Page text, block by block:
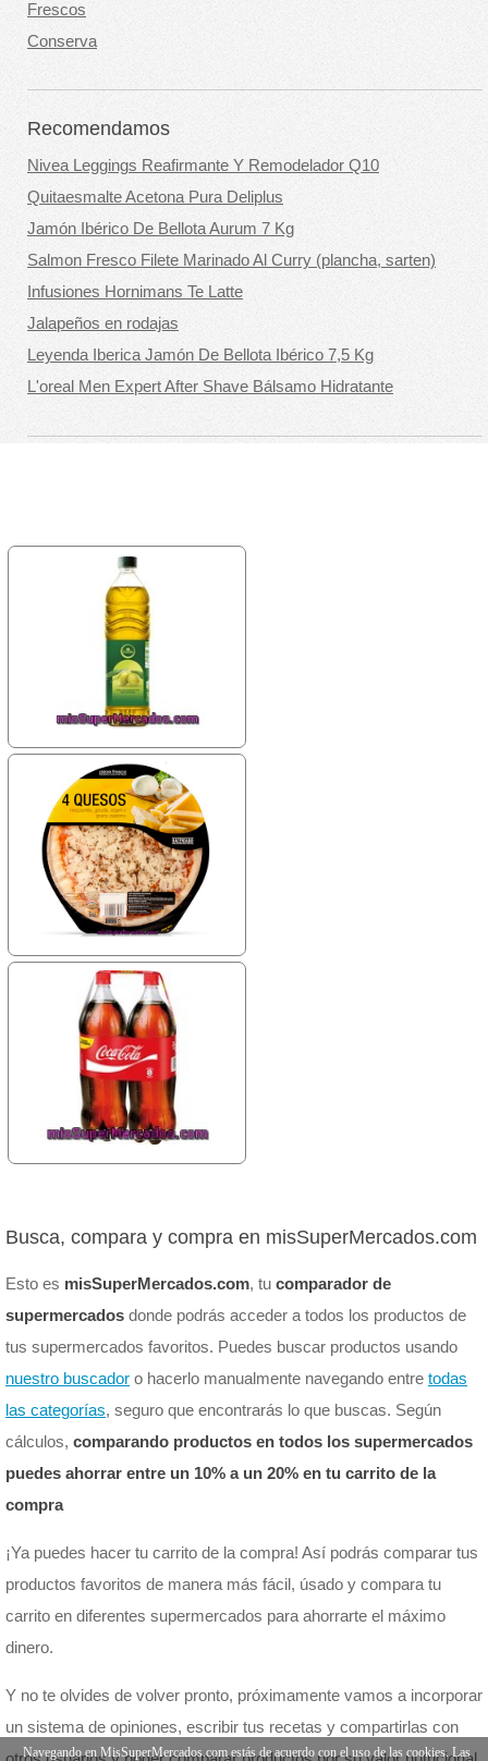
Frescos
Conserva
Recomendamos
Nivea Leggings Reafirmante Y Remodelador Q10
Quitaesmalte Acetona Pura Deliplus
Jamón Ibérico De Bellota Aurum 7 Kg
Salmon Fresco Filete Marinado Al Curry (plancha, sarten)
Infusiones Hornimans Te Latte
Jalapeños en rodajas
Leyenda Iberica Jamón De Bellota Ibérico 7,5 Kg
L'oreal Men Expert After Shave Bálsamo Hidratante
Busca, compara y compra en misSuperMercados.com
Esto es misSuperMercados.com, tu comparador de
supermercados donde podrás acceder a todos los productos de
tus supermercados favoritos. Puedes buscar productos usando
nuestro buscador o hacerlo manualmente navegando entre todas
las categorías, seguro que encontrarás lo que buscas. Según
cálculos, comparando productos en todos los supermercados
puedes ahorrar entre un 10% a un 20% en tu carrito de la
compra
¡Ya puedes hacer tu carrito de la compra! Así podrás comparar tus
productos favoritos de manera más fácil, úsado y compara tu
carrito en diferentes supermercados para ahorrarte el máximo
dinero.
Y no te olvides de volver pronto, próximamente vamos a incorporar
un sistema de opiniones, escribir tus recetas y compartirlas con
Navegando en MisSuperMercados.com estás de acuerdo con el uso de las cookies. Las